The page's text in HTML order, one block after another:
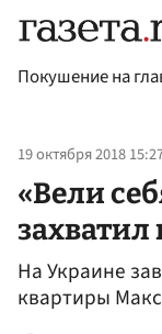
Покушение на
19 октября 2018
«Вели
захватил
На Украине
квартиры